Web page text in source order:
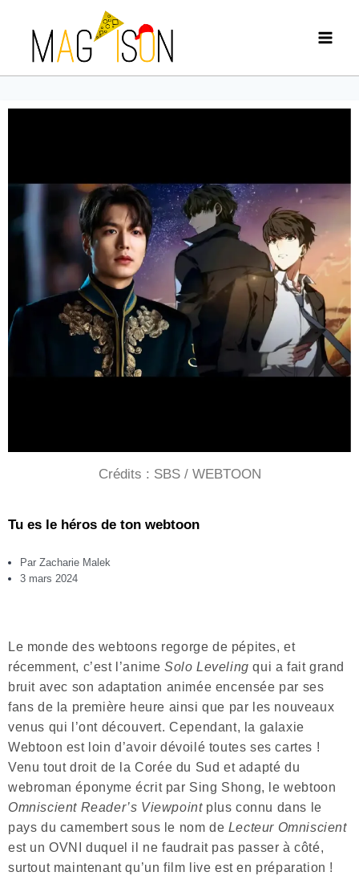
Crédits : SBS / WEBTOON
Tu es le héros de ton webtoon
Par Zacharie Malek
3 mars 2024
Le monde des webtoons regorge de pépites, et
récemment, c’est l’animeSolo Leveling qui a fait grand
bruit avec son adaptation animée encensée par ses
fans de la première heure ainsi que par les nouveaux
venus qui l’ont découvert. Cependant, la galaxie
Webtoon est loin d’avoir dévoilé toutes ses cartes !
Venu tout droit de la Corée du Sud et adapté du
webroman éponyme écrit par Sing Shong, le webtoon
Omniscient Reader’s Viewpointplus connu dans le
pays du camembert sous le nom de Lecteur Omniscient
est un OVNI duquel il ne faudrait pas passer à côté,
surtout maintenant qu’un film live est en préparation !